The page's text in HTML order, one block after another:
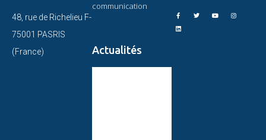
48, rue de Richelieu F-
75001 PASRIS
(France)
communication
Actualités